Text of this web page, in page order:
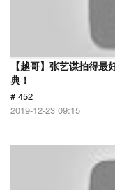
【越哥】张艺谋拍得
典！
# 452
2019-12-23 09:15